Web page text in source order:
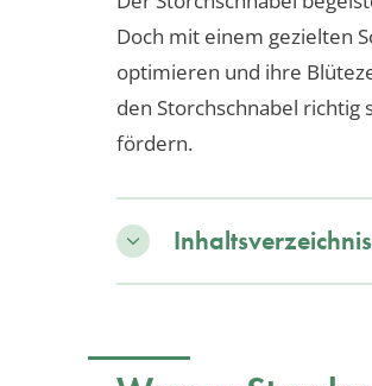
Doch mit einem gezielten
optimieren und ihre
den Storchschnabel richtig
fördern.
Inhaltsverzeichnis